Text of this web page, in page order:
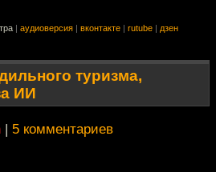
аудиоверсия вконтакте rutube дзен
туризма,
ИИ
| 5 комментариев